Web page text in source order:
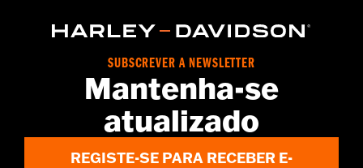
peg mounts.
Installation Instructions
Empire
Rider Position:Passenger
Pair
Left and right footpegs and installation instructions
SUBSCREVER A NEWSLETTER
Mantenha-se
atualizado
REGISTE-SE PARA RECEBER E-